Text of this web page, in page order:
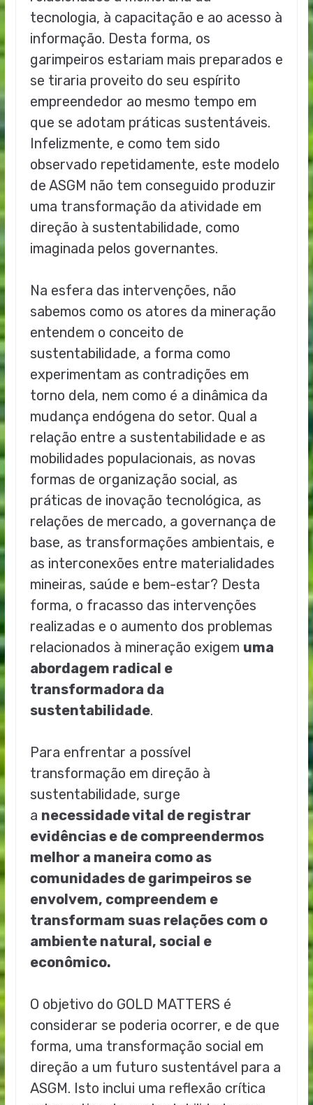
tecnologia, à capacitação e ao acesso à
informação. Desta forma, os
garimpeiros estariam mais preparados e
se tiraria proveito do seu espírito
empreendedor ao mesmo tempo em
que se adotam práticas sustentáveis.
Infelizmente, e como tem sido
observado repetidamente, este modelo
de ASGM não tem conseguido produzir
uma transformação da atividade em
direção à sustentabilidade, como
imaginada pelos governantes.
Na esfera das intervenções, não
sabemos como os atores da mineração
entendem o conceito de
sustentabilidade, a forma como
experimentam as contradições em
torno dela, nem como é a dinâmica da
mudança endógena do setor. Qual a
relação entre a sustentabilidade e as
mobilidades populacionais, as novas
formas de organização social, as
práticas de inovação tecnológica, as
relações de mercado, a governança de
base, as transformações ambientais, e
as interconexões entre materialidades
mineiras, saúde e bem-estar? Desta
forma, o fracasso das intervenções
realizadas e o aumento dos problemas
relacionados à mineração exigem uma
abordagem radical e
transformadora da
sustentabilidade.
Para enfrentar a possível
transformação em direção à
sustentabilidade, surge
a necessidade vital de registrar
evidências e de compreendermos
melhor a maneira como as
comunidades de garimpeiros se
envolvem, compreendem e
transformam suas relações com o
ambiente natural, social e
econômico.
O objetivo do GOLD MATTERS é
considerar se poderia ocorrer, e de que
forma, uma transformação social em
direção a um futuro sustentável para a
ASGM. Isto inclui uma reflexão crítica